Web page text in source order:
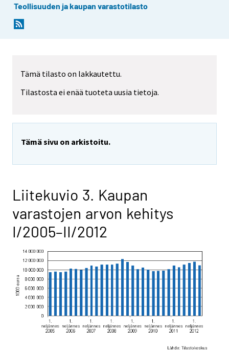
Teollisuuden ja kaupan varastotilasto
Tämä tilasto on lakkautettu.
Tilastosta ei enää tuoteta uusia tietoja.
Tämä sivu on arkistoitu.
Liitekuvio 3. Kaupan
varastojen arvon kehitys
I/2005–II/2012